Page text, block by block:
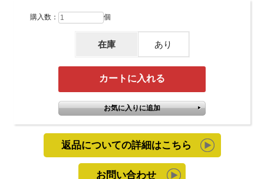
購入数： 個
在庫 あり
返品についての詳細はこちら
お問い合わせ